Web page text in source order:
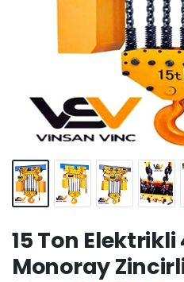
15 Ton
Monoray